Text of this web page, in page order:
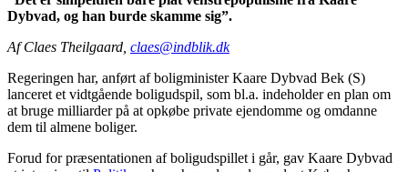
Dybvad, og han burde skamme sig”.
Af Claes Theilgaard, claes@indblik.dk
Regeringen har, anført af boligminister Kaare Dybvad Bek (S)
lanceret et vidtgående boligudspil, som bl.a. indeholder en plan om
at bruge milliarder på at opkøbe private ejendomme og omdanne
dem til almene boliger.
Forud for præsentationen af boligudspillet i går, gav Kaare Dybvad